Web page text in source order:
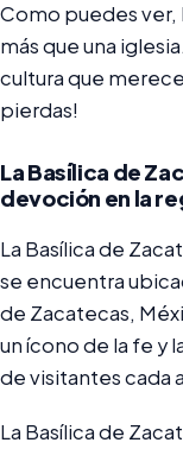
Como puedes ver,
más que una
cultura que
pierdas!
La Basílica de
devoción en la
La Basílica de
se encuentra
de Zacatecas,
un ícono de la fe y
de visitantes cada
La Basílica de